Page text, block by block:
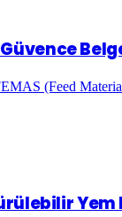
(Feed
Yem